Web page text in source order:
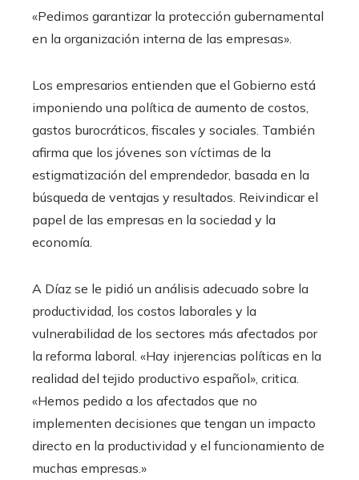
«Pedimos garantizar la protección gubernamental
en la organización interna de las empresas».
Los empresarios entienden que el Gobierno está
imponiendo una política de aumento de costos,
gastos burocráticos, fiscales y sociales. También
afirma que los jóvenes son víctimas de la
estigmatización del emprendedor, basada en la
búsqueda de ventajas y resultados. Reivindicar el
papel de las empresas en la sociedad y la
economía.
A Díaz se le pidió un análisis adecuado sobre la
productividad, los costos laborales y la
vulnerabilidad de los sectores más afectados por
la reforma laboral. «Hay injerencias políticas en la
realidad del tejido productivo español», critica.
«Hemos pedido a los afectados que no
implementen decisiones que tengan un impacto
directo en la productividad y el funcionamiento de
muchas empresas.»